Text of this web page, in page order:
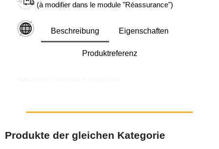
(à modifier dans le module "Réassurance")
Beschreibung Eigenschaften
Produktreferenz
Produkte der gleichen Kategorie